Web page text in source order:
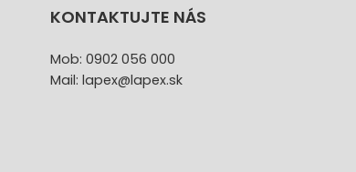
KONTAKTUJTE NÁS
Mob: 0902 056 000
Mail: lapex@lapex.sk